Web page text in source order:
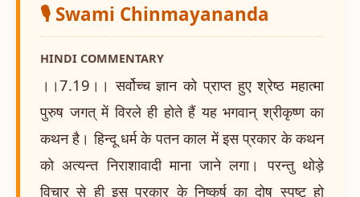
🎙️ Swami Chinmayananda
HINDI COMMENTARY
।।7.19।। सर्वोच्च ज्ञान को प्राप्त हुए श्रेष्ठ महात्मा
पुरुष जगत् में विरले ही होते हैं यह भगवान् श्रीकृष्ण का
कथन है। हिन्दू धर्म के पतन काल में इस प्रकार के कथन
को अत्यन्त निराशावादी माना जाने लगा। परन्तु थोड़े
विचार से ही इस प्रकार के निष्कर्ष का दोष स्पष्ट हो